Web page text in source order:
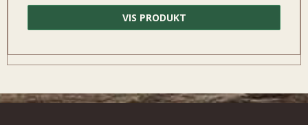
VIS PRODUKT